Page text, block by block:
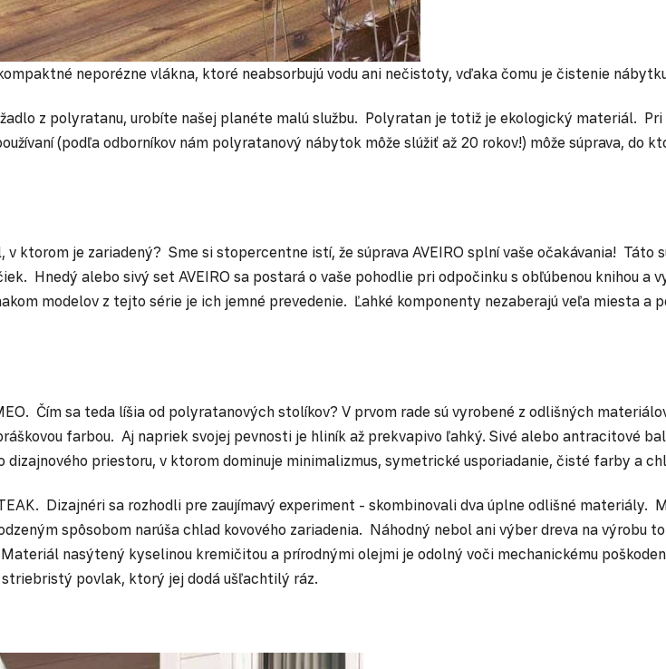
neporézne vlákna, ktoré neabsorbujú vodu ani nečistoty, vďaka čomu je čistenie
z polyratanu, urobíte našej planéte malú službu. Polyratan je totiž je ekologický materiál. Pri
(podľa odborníkov nám polyratanový nábytok môže slúžiť až 20 rokov!) môže súprava, do
ktorom je zariadený? Sme si stopercentne istí, že súprava AVEIRO splní vaše očakávania! Táto
Hnedý alebo sivý set AVEIRO sa postará o vaše pohodlie pri odpočinku s obľúbenou knihou a
modelov z tejto série je ich jemné prevedenie. Ľahké komponenty nezaberajú veľa miesta a
Čím sa teda líšia od polyratanových stolíkov? V prvom rade sú vyrobené z odlišných
farbou. Aj napriek svojej pevnosti je hliník až prekvapivo ľahký. Sivé alebo antracitové
priestoru, v ktorom dominuje minimalizmus, symetrické usporiadanie, čisté farby a
Dizajnéri sa rozhodli pre zaujímavý experiment - skombinovali dva úplne odlišné materiály.
spôsobom narúša chlad kovového zariadenia. Náhodný nebol ani výber dreva na výrobu
nasýtený kyselinou kremičitou a prírodnými olejmi je odolný voči mechanickému
striebristý povlak, ktorý jej dodá ušľachtilý ráz.